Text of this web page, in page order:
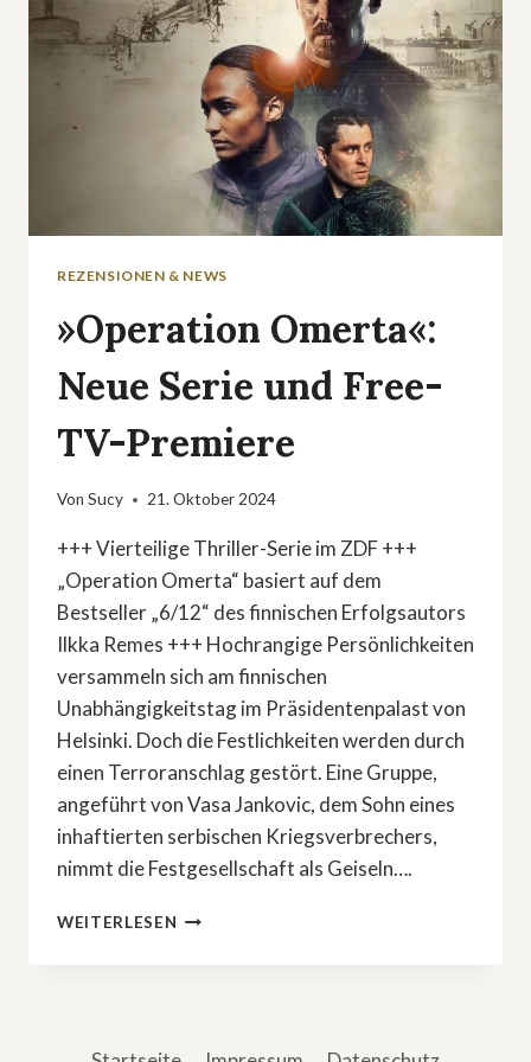
REZENSIONEN & NEWS
»Operation Omerta«:
Neue Serie und Free-
TV-Premiere
Von Sucy 21. Oktober 2024
+++ Vierteilige Thriller-Serie im ZDF +++
„Operation Omerta“ basiert auf dem
Bestseller „6/12“ des finnischen Erfolgsautors
Ilkka Remes +++ Hochrangige Persönlichkeiten
versammeln sich am finnischen
Unabhängigkeitstag im Präsidentenpalast von
Helsinki. Doch die Festlichkeiten werden durch
einen Terroranschlag gestört. Eine Gruppe,
angeführt von Vasa Jankovic, dem Sohn eines
inhaftierten serbischen Kriegsverbrechers,
nimmt die Festgesellschaft als Geiseln….
WEITERLESEN »OPERATION
NEUE